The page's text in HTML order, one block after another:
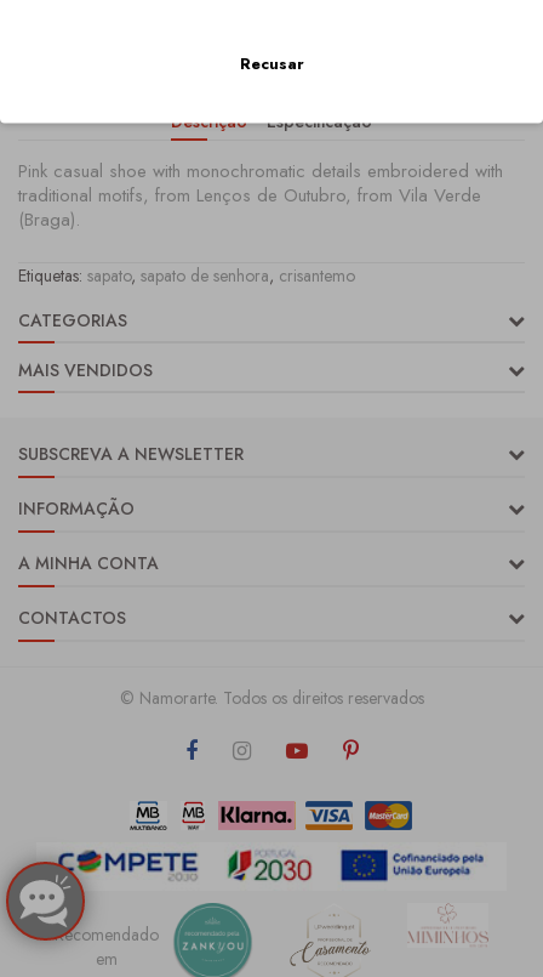
Descrição Especificação
Pink casual shoe with monochromatic details embroidered with
traditional motifs, from Lenços de Outubro, from Vila Verde
(Braga).
Etiquetas: sapato, sapato de senhora, crisantemo
CATEGORIAS
MAIS VENDIDOS
SUBSCREVA A NEWSLETTER
INFORMAÇÃO
A MINHA CONTA
CONTACTOS
© Namorarte. Todos os direitos reservados
Recusar